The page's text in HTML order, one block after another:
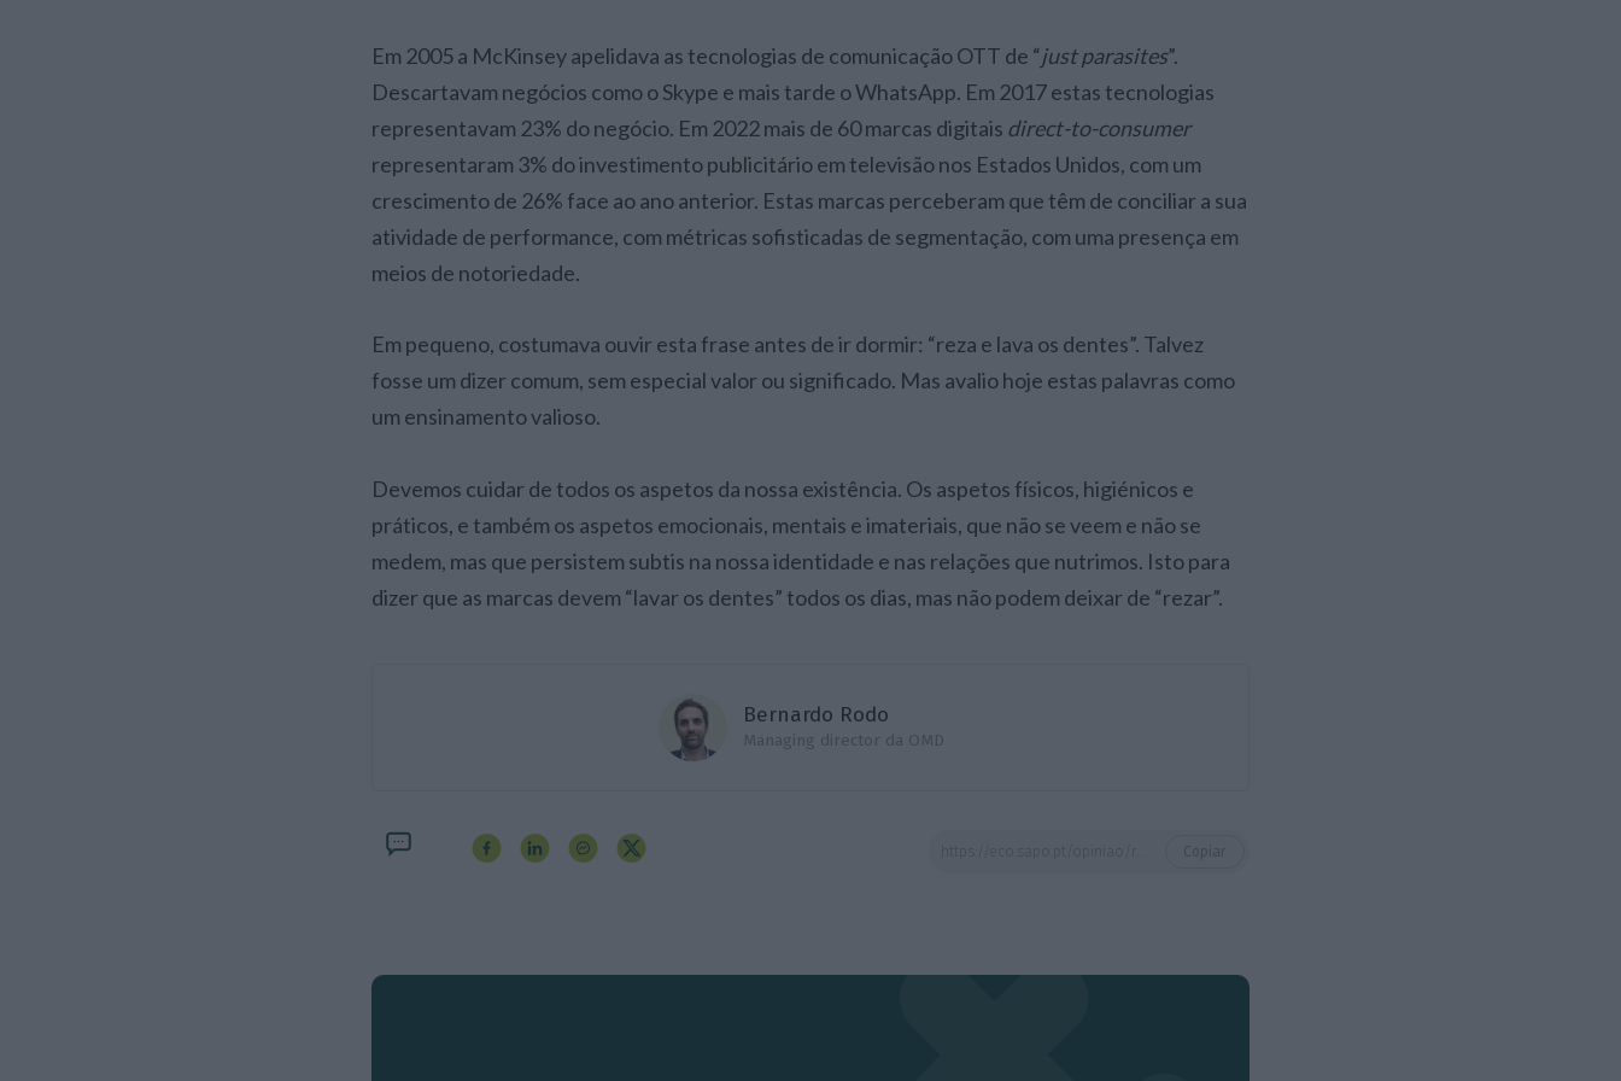
Em 2005 a McKinsey apelidava as tecnologias de comunicação OTT de “just parasites”.
Descartavam negócios como o Skype e mais tarde o WhatsApp. Em 2017 estas tecnologias
representavam 23% do negócio. Em 2022 mais de 60 marcas digitais direct-to-consumer
representaram 3% do investimento publicitário em televisão nos Estados Unidos, com um
crescimento de 26% face ao ano anterior. Estas marcas perceberam que têm de conciliar a sua
atividade de performance, com métricas sofisticadas de segmentação, com uma presença em
meios de notoriedade.
Em pequeno, costumava ouvir esta frase antes de ir dormir: “reza e lava os dentes”. Talvez
fosse um dizer comum, sem especial valor ou significado. Mas avalio hoje estas palavras como
um ensinamento valioso.
Devemos cuidar de todos os aspetos da nossa existência. Os aspetos físicos, higiénicos e
práticos, e também os aspetos emocionais, mentais e imateriais, que não se veem e não se
medem, mas que persistem subtis na nossa identidade e nas relações que nutrimos. Isto para
dizer que as marcas devem “lavar os dentes” todos os dias, mas não podem deixar de “rezar”.
Bernardo Rodo
Managing director da OMD